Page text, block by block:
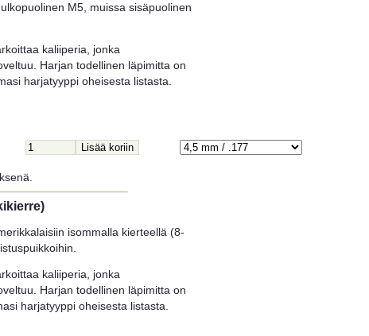
M5, muissa sisäpuolinen
kaliiperia, jonka
Harjan todellinen läpimitta on
harjatyyppi oheisesta listasta.
isommalla kierteellä (8-
kaliiperia, jonka
Harjan todellinen läpimitta on
harjatyyppi oheisesta listasta.